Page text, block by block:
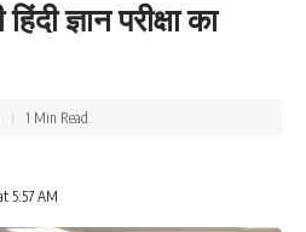
ज्ञान परीक्षा का
5:57 AM
1 Min Read